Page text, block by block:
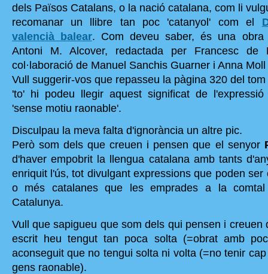
dels Països Catalans, o la nació catalana, com li
recomanar un llibre tan poc 'catanyol' com el
valencià balear. Com deveu saber, és una obra
Antoni M. Alcover, redactada per Francesc
col·laboració de Manuel Sanchis Guarner i Anna
Vull suggerir-vos que repasseu la pàgina 320 del
'to' hi podeu llegir aquest significat de
'sense motiu raonable'.
Disculpau la meva falta d'ignorància un altre pic.
Però som dels que creuen i pensen que el senyor
d'haver empobrit la llengua catalana amb tants
enriquit l'ús, tot divulgant expressions que poden ser
o més catalanes que les emprades a la
Catalunya.
Vull que sapigueu que som dels qui pensen i creuen
escrit heu tengut tan poca solta (=obrat amb
aconseguit que no tengui solta ni volta (=no tenir
gens raonable).